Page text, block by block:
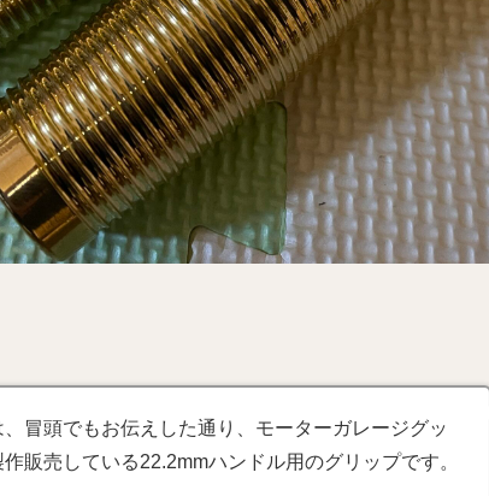
冒頭でもお伝えした通り、モーターガレージグッ
販売している22.2mmハンドル用のグリップです。